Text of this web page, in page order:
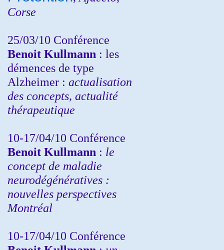
Corse
25/03/10 Conférence
Benoit Kullmann : les
démences de type
Alzheimer : actualisation
des concepts, actualité
thérapeutique
10-17/04/10 Conférence
Benoit Kullmann : le
concept de maladie
neurodégénératives :
nouvelles perspectives
Montréal
10-17/04/10 Conférence